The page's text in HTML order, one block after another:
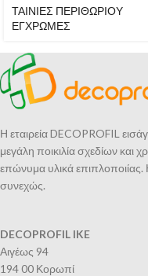
ΤΑΙΝΙΕΣ ΠΕΡΙΘΩΡΙΟΥ
ΕΓΧΡΩΜΕΣ
Η εταιρεία DECOPROFIL
μεγάλη ποικιλία σχεδίων και
επώνυμα υλικά
συνεχώς.
DECOPROFIL IKE
Αιγέως 94
194 00 Κορωπί